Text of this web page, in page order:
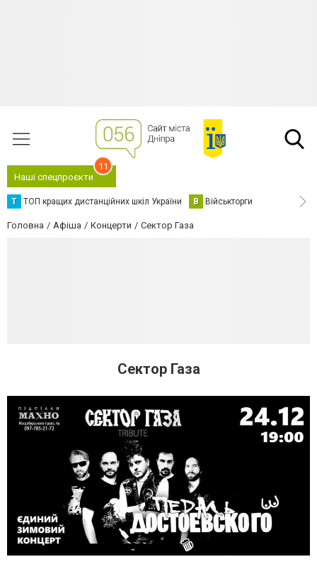
Наші спецпроєкти
11
Т ТОП кращих дистанційних шкіл України В Військторги
Головна Афіша Концерти Сектор Газа
Сектор Газа